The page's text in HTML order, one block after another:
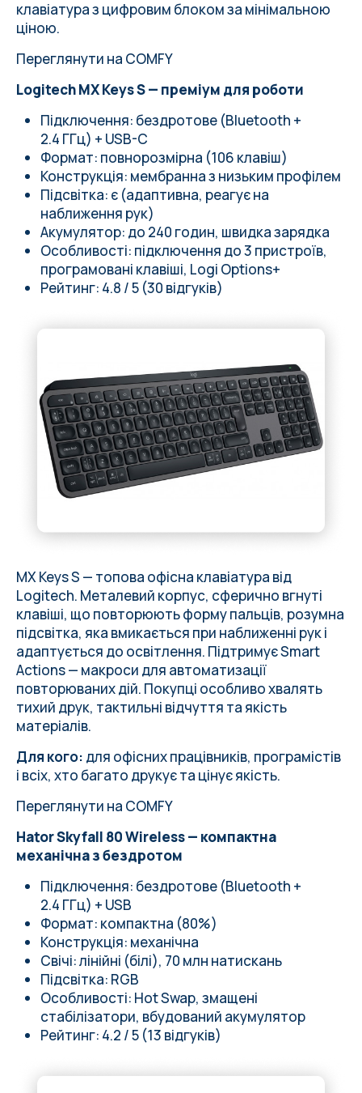
клавіатура з цифровим блоком за мінімальною
ціною.
Переглянути на COMFY
Logitech MX Keys S — преміум для роботи
Підключення: бездротове (Bluetooth +
2.4 ГГц) + USB-C
Формат: повнорозмірна (106 клавіш)
Конструкція: мембранна з низьким профілем
Підсвітка: є (адаптивна, реагує на
наближення рук)
Акумулятор: до 240 годин, швидка зарядка
Особливості: підключення до 3 пристроїв,
програмовані клавіші, Logi Options+
Рейтинг: 4.8 / 5 (30 відгуків)
MX Keys S — топова офісна клавіатура від
Logitech. Металевий корпус, сферично вгнуті
клавіші, що повторюють форму пальців, розумна
підсвітка, яка вмикається при наближенні рук і
адаптується до освітлення. Підтримує Smart
Actions — макроси для автоматизації
повторюваних дій. Покупці особливо хвалять
тихий друк, тактильні відчуття та якість
матеріалів.
Для кого: для офісних працівників, програмістів
і всіх, хто багато друкує та цінує якість.
Переглянути на COMFY
Hator Skyfall 80 Wireless — компактна
механічна з бездротом
Підключення: бездротове (Bluetooth +
2.4 ГГц) + USB
Формат: компактна (80%)
Конструкція: механічна
Свічі: лінійні (білі), 70 млн натискань
Підсвітка: RGB
Особливості: Hot Swap, змащені
стабілізатори, вбудований акумулятор
Рейтинг: 4.2 / 5 (13 відгуків)